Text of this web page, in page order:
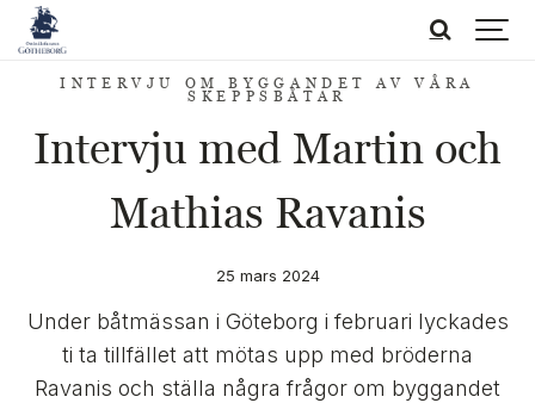
INTERVJU OM BYGGANDET AV VÅRA
SKEPPSBÅTAR
Intervju med Martin och
Mathias Ravanis
25 mars 2024
Under båtmässan i Göteborg i februari lyckades
ti ta tillfället att mötas upp med bröderna
Ravanis och ställa några frågor om byggandet